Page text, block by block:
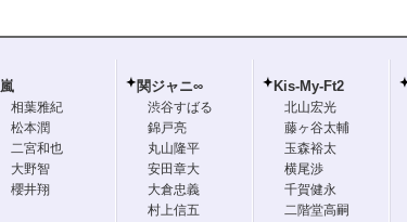
嵐
相葉雅紀
松本潤
二宮和也
大野智
櫻井翔
関ジャニ∞
渋谷すばる
錦戸亮
丸山隆平
安田章大
大倉忠義
村上信五
Kis-My-Ft2
北山宏光
藤ヶ谷太輔
玉森裕太
横尾渉
千賀健永
二階堂高嗣